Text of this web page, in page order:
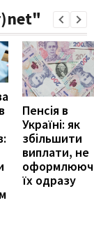
Пенсія в
Україні: як
збільшити
виплати, не
їх одразу